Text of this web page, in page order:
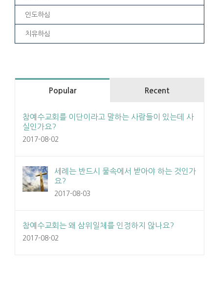
인도하심
치유하심
Popular Recent
참예수교회를 이단이라고 말하는 사람들이 있는데 사
실인가요?
2017-08-02
세례는 반드시 물속에서 받아야 하는 것인가
요?
2017-08-03
참예수교회는 왜 삼위일체를 인정하지 않나요?
2017-08-02